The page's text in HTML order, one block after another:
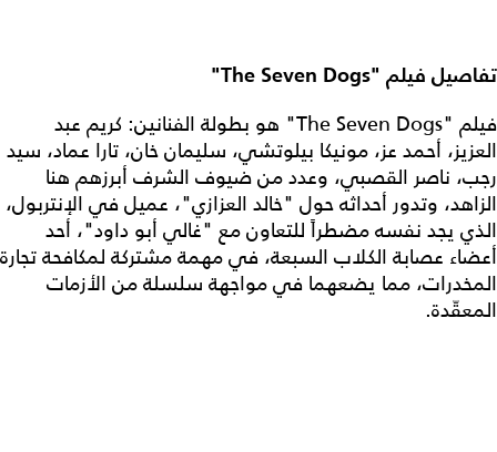
تفاصيل فيلم "The Seven Dogs"
فيلم "The Seven Dogs" هو بطولة الفنانين: كريم عبد
العزيز، أحمد عز، مونيكا بيلوتشي، سليمان خان، تارا عماد، سيد
رجب، ناصر القصبي، وعدد من ضيوف الشرف أبرزهم هنا
الزاهد، وتدور أحداثه حول "خالد العزازي"، عميل في الإنتربول،
الذي يجد نفسه مضطراً للتعاون مع "غالي أبو داود"، أحد
أعضاء عصابة الكلاب السبعة، في مهمة مشتركة لمكافحة تجارة
المخدرات، مما يضعهما في مواجهة سلسلة من الأزمات
المعقّدة.